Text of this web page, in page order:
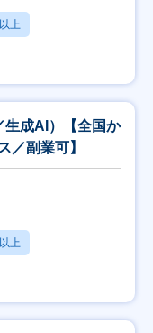
上
成AI）【全国か
／副業可】
上